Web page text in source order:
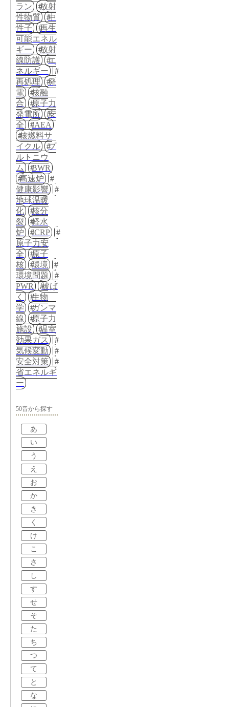
ラン
放射
性物質
中
性子
再生
可能エネル
ギー
放射
線防護
エ
ネルギー
再処理
発
電
核融
合
原子力
発電所
安
全
IAEA
核燃料サ
イクル
プ
ルトニウ
ム
BWR
高速炉
健康影響
地球温暖
化
核分
裂
軽水
炉
ICRP
原子力安
全
原子
核
環境
環境問題
PWR
被ば
く
生物
学
ガンマ
線
原子力
施設
温室
効果ガス
気候変動
安全対策
省エネルギ
ー
50音から探す
あ
い
う
え
お
か
き
く
け
こ
さ
し
す
せ
そ
た
ち
つ
て
と
な